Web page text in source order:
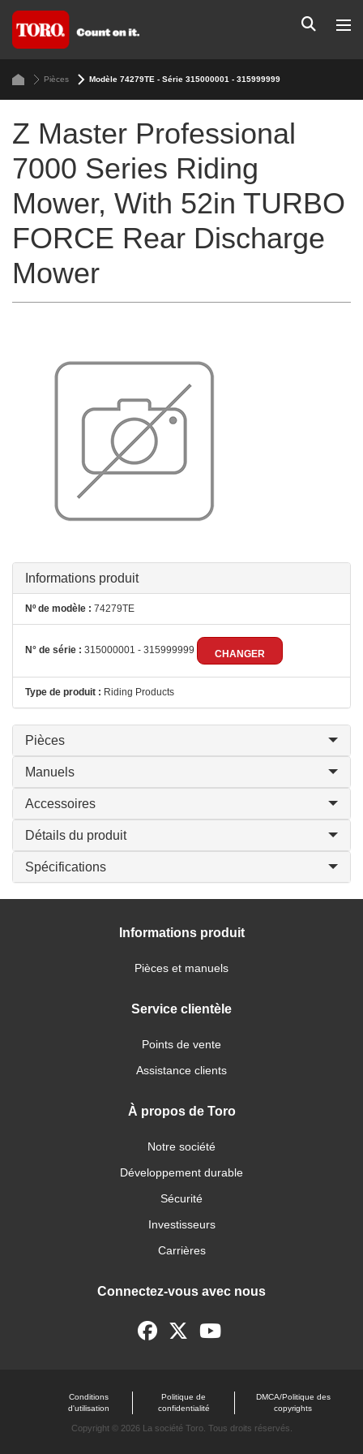
Pièces Modèle 74279TE - Série 315000001 - 315999999
Z Master Professional
7000 Series Riding
Mower, With 52in TURBO
FORCE Rear Discharge
Mower
Informations produit
Nº de modèle : 74279TE
N° de série : 315000001 - 315999999 CHANGER
Type de produit : Riding Products
Pièces
Manuels
Accessoires
Détails du produit
Spécifications
Informations produit
Pièces et manuels
Service clientèle
Points de vente
Assistance clients
À propos de Toro
Notre société
Développement durable
Sécurité
Investisseurs
Carrières
Connectez-vous avec nous
Conditions
d'utilisation
Politique de
confidentialité
DMCA/Politique des
copyrights
Copyright © 2026 La société Toro. Tous droits réservés.